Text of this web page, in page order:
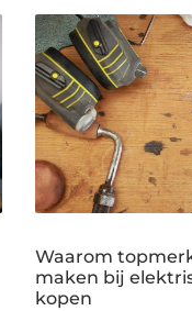
Waarom
maken bij
kopen